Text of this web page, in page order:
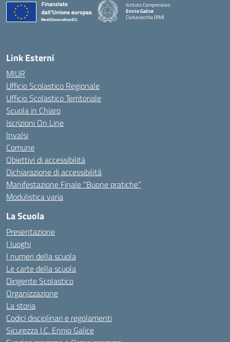
Istituto Comprensivo
Ennio Galice
Civitavecchia (RM)
Link Esterni
MIUR
Ufficio Scolastico Regionale
Ufficio Scolastico Territoriale
Scuola in Chiaro
Iscrizioni On Line
Invalsi
Comune
Obiettivi di accessibilità
Dichiarazione di accessibilità
Manifestazione Finale “Buone pratiche”
Modulistica varia
La Scuola
Presentazione
I luoghi
I numeri della scuola
Le carte della scuola
Dirigente Scolastico
Organizzazione
La storia
Codici disciplinari e regolamenti
Sicurezza I.C. Ennio Galice